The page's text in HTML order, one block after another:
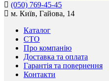
(050) 769-45-45
м. Київ, Гайова, 14
Каталог
СТО
Про компанію
Доставка та оплата
Гарантія та повернення
Контакти